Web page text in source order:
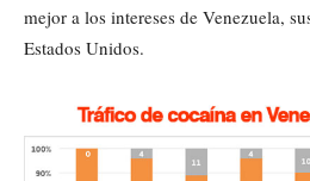
mejor a los intereses de Venezuela,
Estados Unidos.